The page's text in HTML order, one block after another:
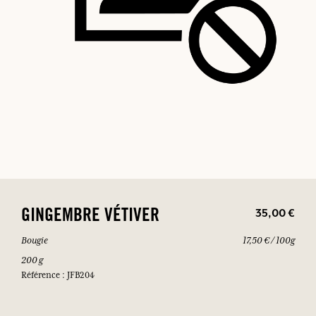
GINGEMBRE VÉTIVER 35,00 €
Bougie
200 g
Référence : JFB204
17,50 € / 100g